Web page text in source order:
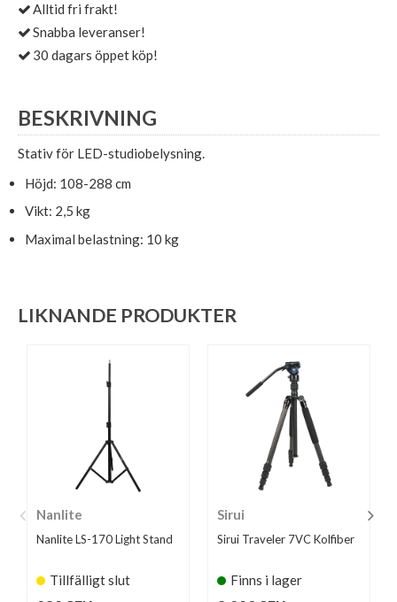
Alltid fri frakt!
Snabba leveranser!
30 dagars öppet köp!
BESKRIVNING
Stativ för LED-studiobelysning.
Höjd: 108-288 cm
Vikt: 2,5 kg
Maximal belastning: 10 kg
LIKNANDE PRODUKTER
Nanlite
Nanlite LS-170 Light Stand
Tillfälligt slut
Sirui
Sirui Traveler 7VC Kolfiber
Finns i lager